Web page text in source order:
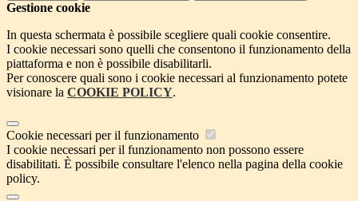
Gestione cookie
In questa schermata è possibile scegliere quali cookie consentire.
I cookie necessari sono quelli che consentono il funzionamento della
piattaforma e non è possibile disabilitarli.
Per conoscere quali sono i cookie necessari al funzionamento potete
visionare la COOKIE POLICY.
Cookie necessari per il funzionamento
I cookie necessari per il funzionamento non possono essere
disabilitati. È possibile consultare l'elenco nella pagina della cookie
policy.